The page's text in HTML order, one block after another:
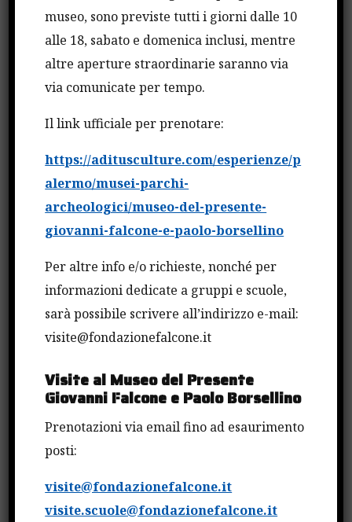
Leave a Comment
Devi essereconnessoper inviare un
commento.
CATEGORIE
museo, sono previste tutti i giorni dalle 10
alle 18, sabato e domenica inclusi, mentre
altre aperture straordinarie saranno via
via comunicate per tempo.
Il link ufficiale per prenotare:
https://aditusculture.com/esperienze/p
alermo/musei-parchi-
archeologici/museo-del-presente-
giovanni-falcone-e-paolo-borsellino
Per altre info e/o richieste, nonché per
informazioni dedicate a gruppi e scuole,
sarà possibile scrivere all’indirizzo e-mail:
visite@fondazionefalcone.it
Visite al Museo del Presente
Giovanni Falcone e Paolo Borsellino
Prenotazioni via email fino ad esaurimento
posti:
visite@fondazionefalcone.it
visite.scuole@fondazionefalcone.it